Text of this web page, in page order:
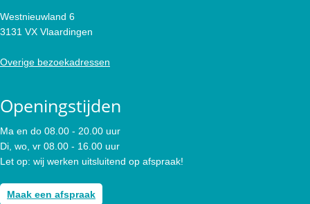
Westnieuwland 6
3131 VX Vlaardingen
Overige bezoekadressen
Openingstijden
Ma en do 08.00 - 20.00 uur
Di, wo, vr 08.00 - 16.00 uur
Let op: wij werken uitsluitend op afspraak!
Maak een afspraak